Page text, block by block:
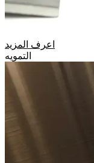
اعرف المزيد
التمويه